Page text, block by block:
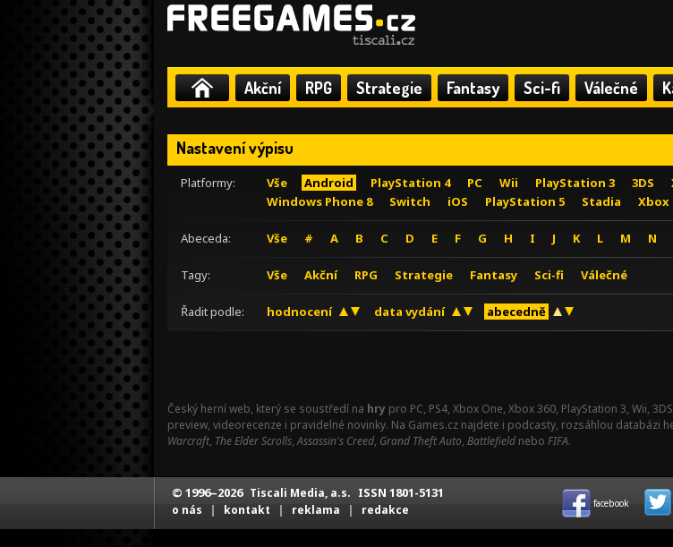
Akční RPG Strategie Fantasy Sci-fi Válečné
Nastavení výpisu
Platformy: Vše Android PlayStation 4 PC Wii PlayStation 3 3DS
Windows Phone 8
Switch iOS PlayStation 5 Stadia Xbox
Abeceda: Vše # A B C D E F G H I J K L M N
Tagy: Vše Akční RPG Strategie Fantasy Sci-fi Válečné
Řadit podle: hodnocení data vydání abecedně
Český herní web, který se soustředí na hry pro PC, PS4, Xbox One, Xbox 360, PlayStation 3, Wii,
preview, videorecenze i pravidelné novinky. Na Games.cz najdete i podcasty, rozsáhlou databázi
Warcraft, The Elder Scrolls,Assassin's Creed, Grand Theft Auto, Battlefield nebo FIFA.
© 1996–2026 Tiscali Media, a.s. ISSN 1801-5131
o nás | kontakt | reklama | redakce facebook